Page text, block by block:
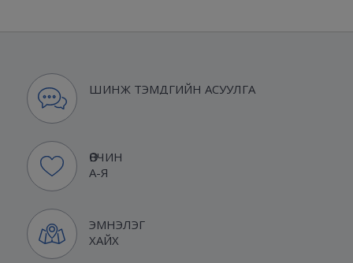
ШИНЖ ТЭМДГИЙН АСУУЛГА
ӨВЧИН
А-Я
ЭМНЭЛЭГ
ХАЙХ